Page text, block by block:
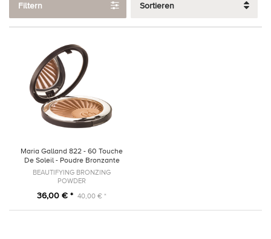
Filtern Sortieren
Maria Galland 822 - 60 Touche
De Soleil - Poudre Bronzante
Sublimatrice
BEAUTIFYING BRONZING
POWDER
36,00 € * 40,00 € *